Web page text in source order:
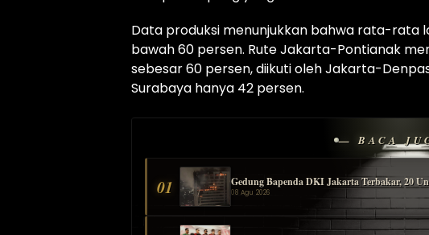
Data produksi menunjukkan bahwa rata-rata
bawah 60 persen. Rute Jakarta-Pontianak
sebesar 60 persen, diikuti oleh Jakarta-
Surabaya hanya 42 persen.
— BACA
01 Gedung Bapenda DKI Jakarta Terbakar, 20
08 Agu 2026